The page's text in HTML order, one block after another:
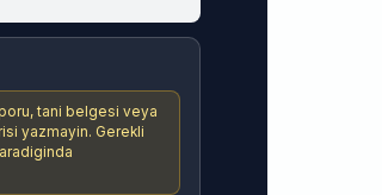
tani belgesi veya
yazmayin. Gerekli